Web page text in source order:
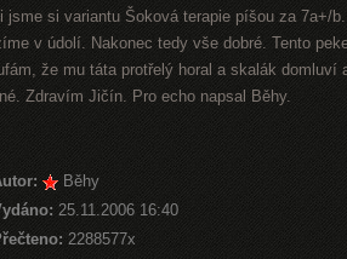
jsme si variantu Šoková terapie píšou za 7a+/
v údolí. Nakonec tedy vše dobré. Tento
že mu táta protřelý horal a skalák
Zdravím Jičín. Pro echo napsal Běhy.
Běhy
25.11.2006 16:40
2288577x